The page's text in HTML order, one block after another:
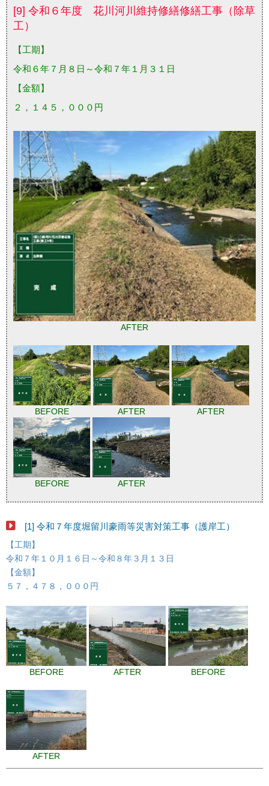
[9] 令和６年度 花川河川維持修繕修繕工事（除草
工）
【工期】
令和６年７月８日～令和７年１月３１日
【金額】
２，１４５，０００円
AFTER
BEFORE AFTER AFTER
BEFORE AFTER
[1] 令和７年度堀留川豪雨等災害対策工事（護岸工）
【工期】
令和７年１０月１６日～令和８年３月１３日
【金額】
５７，４７８，０００円
BEFORE AFTER BEFORE
AFTER